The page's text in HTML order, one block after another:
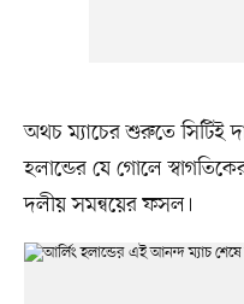
অথচ ম্যাচের শুরুতে সিটিই
হলান্ডের যে গোলে
দলীয় সমন্বয়ের ফসল।